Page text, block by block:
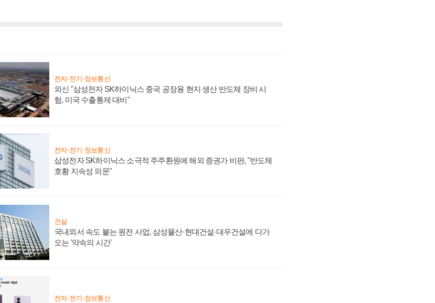
전자·전기·정보통신
외신 "삼성전자 SK하이닉스 중국 공장용 현지 생산 반도체 장비 시
험, 미국 수출통제 대비"
전자·전기·정보통신
삼성전자 SK하이닉스 소극적 주주환원에 해외 증권가 비판, "반도체
호황 지속성 의문"
건설
국내외서 속도 붙는 원전 사업, 삼성물산·현대건설·대우건설에 다가
오는 '약속의 시간'
전자·전기·정보통신